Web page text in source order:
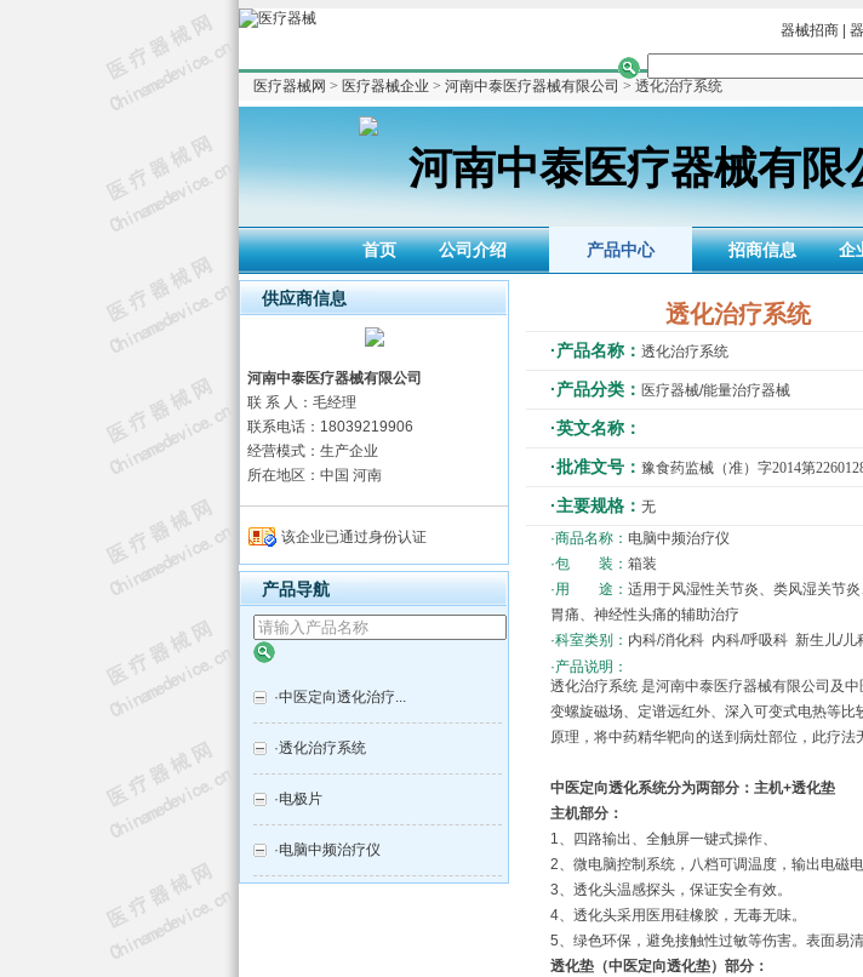
器械招商
医疗器械网 > 医疗器械企业 > 河南中泰医疗器械有限公司 > 透化治疗系统
河南中泰医疗器械有限
首页 公司介绍 产品中心 招商信息 企
透化治疗系统
·产品名称： 透化治疗系统
·产品分类： 医疗器械/能量治疗器械
·英文名称：
·批准文号： 豫食药监械（准）字2014第
·主要规格： 无
·商品名称： 电脑中频治疗仪
·包 装： 箱装
·用 途： 适用于风湿性关节炎、类风湿关节
胃痛、神经性头痛的辅助治疗
·科室类别： 内科/消化科 内科/呼吸科 新生儿/
·产品说明：
透化治疗系统 是河南中泰医疗器械有限公司及
变螺旋磁场、定谱远红外、深入可变式电热等
原理，将中药精华靶向的送到病灶部位，此疗法
中医定向透化系统分为两部分：主机+透化垫
主机部分：
1、四路输出、全触屏一键式操作、
2、微电脑控制系统，八档可调温度，输出电磁电
3、透化头温感探头，保证安全有效。
4、透化头采用医用硅橡胶，无毒无味。
5、绿色环保，避免接触性过敏等伤害。表面易
透化垫（中医定向透化垫）部分：
供应商信息
河南中泰医疗器械有限公司
联 系 人：毛经理
联系电话：18039219906
经营模式：生产企业
所在地区：中国 河南
该企业已通过身份认证
产品导航
·中医定向透化治疗...
·透化治疗系统
·电极片
·电脑中频治疗仪